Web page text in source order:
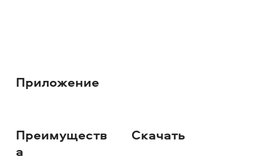
Приложение
Преимуществ
а
Скачать